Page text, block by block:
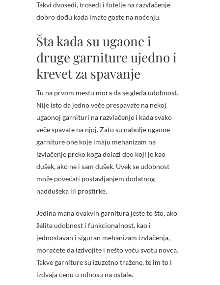
Takvi dvosedi, trosedi i fotelje na razvlačenje
dobro dođu kada imate goste na noćenju.
Šta kada su ugaone i
druge garniture ujedno i
krevet za spavanje
Tu na prvom mestu mora da se gleda udobnost.
Nije isto da jedno veče prespavate na nekoj
ugaonoj garnituri na razvlačenje i kada svako
veče spavate na njoj. Zato su nabolje ugaone
garniture one koje imaju mehanizam na
izvlačenje preko koga dolazi deo koji je kao
dušek, ako ne i sam dušek. Uvek se udobnost
može povećati postavljanjem dodatnog
naddušeka ili prostirke.
Jedina mana ovakvih garnitura jeste to što, ako
želite udobnost i funkcionalnost, kao i
jednostavan i siguran mehanizam izvlačenja,
moraćete da izdvojite i nešto veću svotu novca.
Takve garniture su izuzetno tražene, te im to i
izdvaja cenu u odnosu na ostale.